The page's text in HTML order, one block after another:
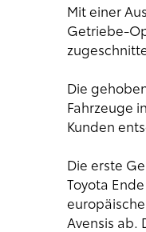
Mit einer
Getriebe-
Die
Fahrzeuge
Kunden
Die erste
Toyota
Avensis ab.